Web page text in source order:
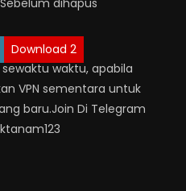
Download 2
waktu, apabila
VPN sementara untuk
baru.Join Di Telegram